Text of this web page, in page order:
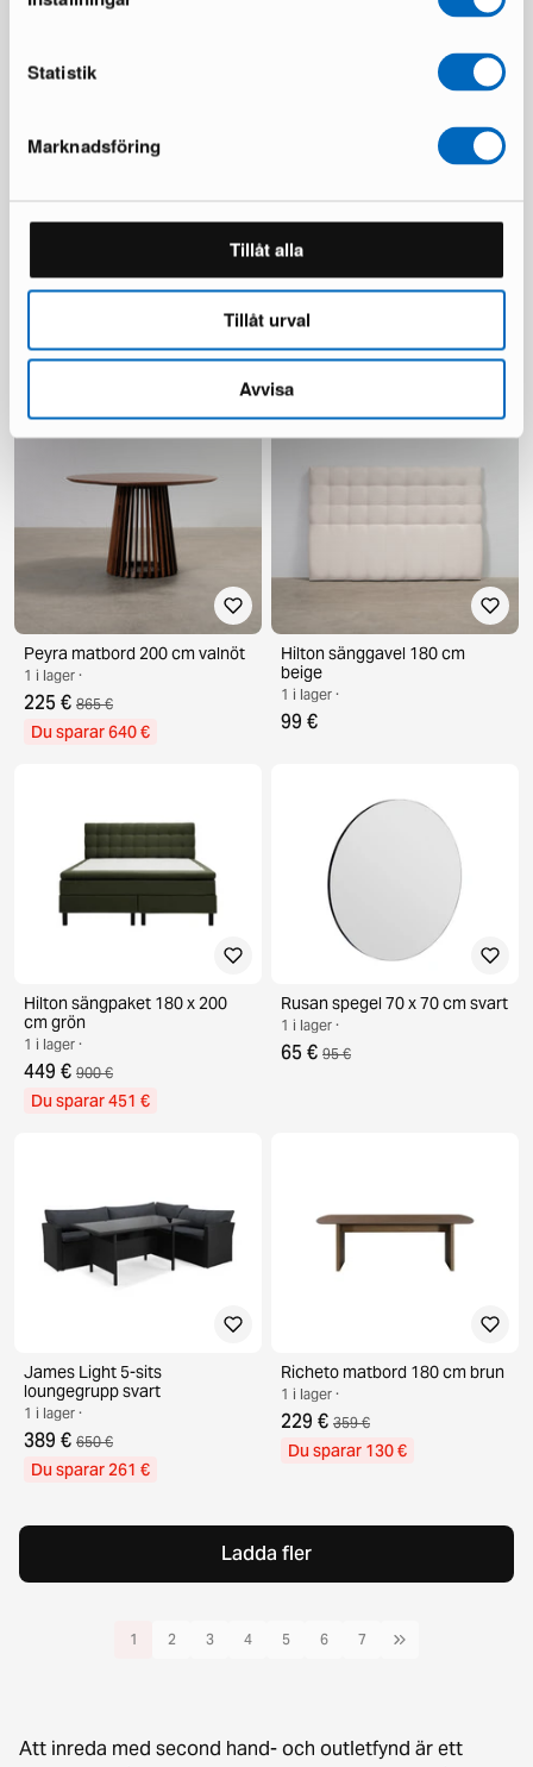
Statistik
Marknadsföring
Tillåt alla
Tillåt urval
Avvisa
599 € 1 200 €
1 i lager ·
149 € 219 €
Peyra matbord 200 cm valnöt
1 i lager ·
225 € 865 €
Du sparar 640 €
Hilton sänggavel 180 cm
beige
1 i lager ·
99 €
Hilton sängpaket 180 x 200
cm grön
1 i lager ·
449 € 900 €
Du sparar 451 €
Rusan spegel 70 x 70 cm svart
1 i lager ·
65 € 95 €
James Light 5-sits
loungegrupp svart
1 i lager ·
389 € 650 €
Du sparar 261 €
Richeto matbord 180 cm brun
1 i lager ·
229 € 359 €
Du sparar 130 €
Ladda fler
1 2 3 4 5 6 7
Att inreda med second hand- och outletfynd är ett